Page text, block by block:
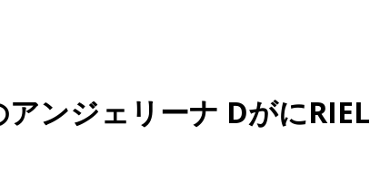
ンジェリーナ Dがに